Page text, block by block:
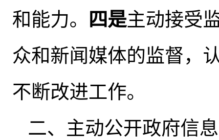
和能力。
四是主动接受
众和新闻媒体的监督，
不断改进工作。
二、主动公开政府信